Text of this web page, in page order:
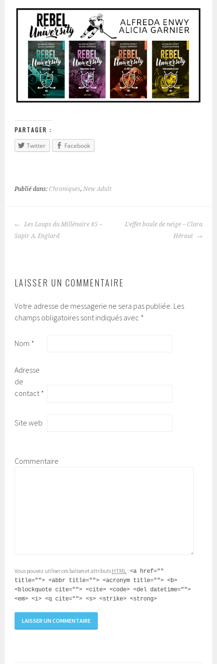
PARTAGER :
Twitter
Facebook
Publié dans:Chroniques, New Adult
NAVIGATION
Les Loups du Millénaire #5 –
Sapir A. Englard
L’effet boule de neige – Clara
Héraut
LAISSER UN COMMENTAIRE
Votre adresse de messagerie ne sera pas publiée. Les
champs obligatoires sont indiqués avec *
Nom *
Adresse
de
contact*
Site web
Commentaire
Vous pouvez utiliser ces balises et attributs HTML :<a href=""
title=""> <abbr title=""> <acronym title=""> <b>
<blockquote cite=""> <cite> <code> <del datetime="">
<em> <i> <q cite=""> <s> <strike> <strong>